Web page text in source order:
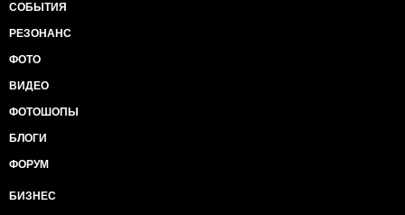
СОБЫТИЯ
РЕЗОНАНС
ФОТО
ВИДЕО
ФОТОШОПЫ
БЛОГИ
ФОРУМ
БИЗНЕС